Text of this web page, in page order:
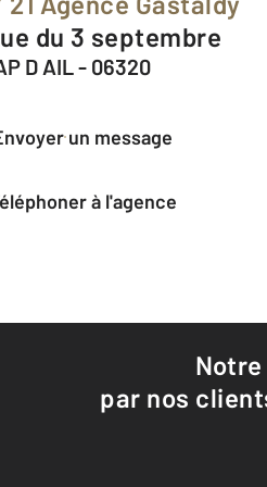
du 3 septembre
D AIL - 06320
Envoyer un message
à l'agence
par nos